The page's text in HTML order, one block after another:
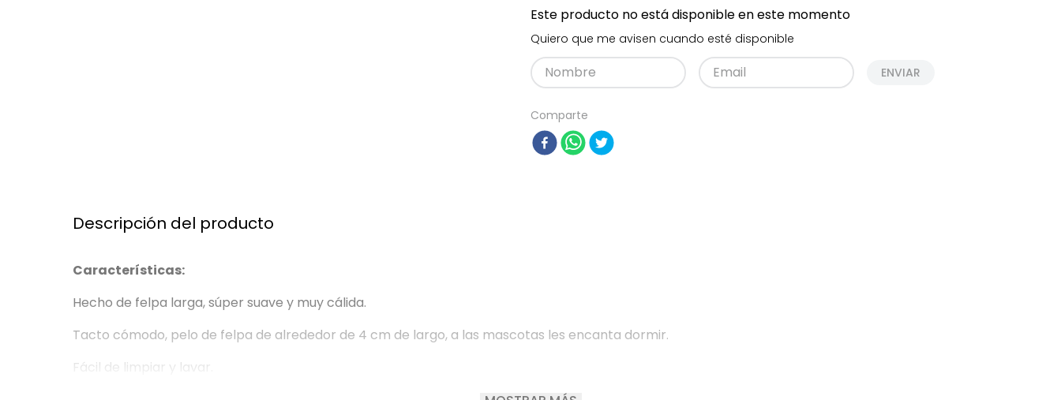
Este producto no está disponible en este momento
Quiero que me avisen cuando esté disponible
ENVIAR
Comparte
Descripción del producto
Características:
Hecho de felpa larga, súper suave y muy cálida.
Tacto cómodo, pelo de felpa de alrededor de 4 cm de largo, a las mascotas les encanta dormir.
Fácil de limpiar y lavar.